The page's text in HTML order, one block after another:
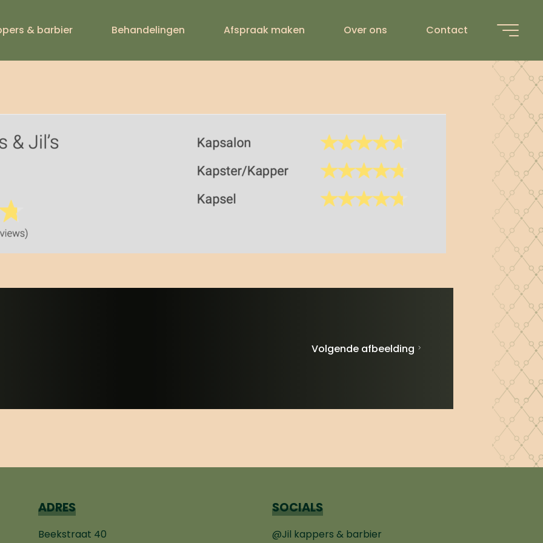
& barbier Behandelingen Afspraak maken Over ons Contact
2022-12-
Volgende afbeelding
ADRES
Beekstraat 40
SOCIALS
@Jil kappers & barbier